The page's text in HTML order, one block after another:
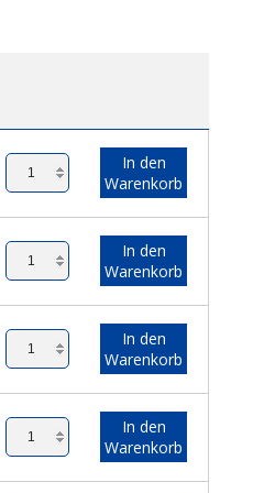
In den
Warenkorb
In den
Warenkorb
In den
Warenkorb
In den
Warenkorb